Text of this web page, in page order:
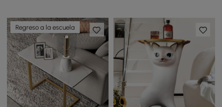
Regreso a la escuela